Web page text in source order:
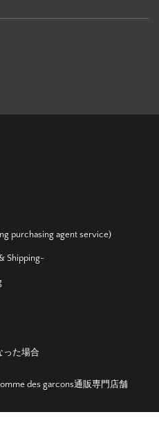
purchasing agent service)
Shipping-
った場合
des garcons通販専門店舗